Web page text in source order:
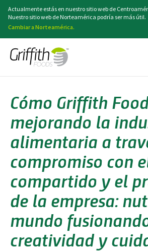
Actualmente estás en nuestro sitio web de
Nuestro sitio web de Norteamérica podría ser más útil.
Cambiar a Norteamérica.
Cómo Griffith
mejorando la
alimentaria a
compromiso con
compartido y el
de la empresa:
mundo
creatividad y